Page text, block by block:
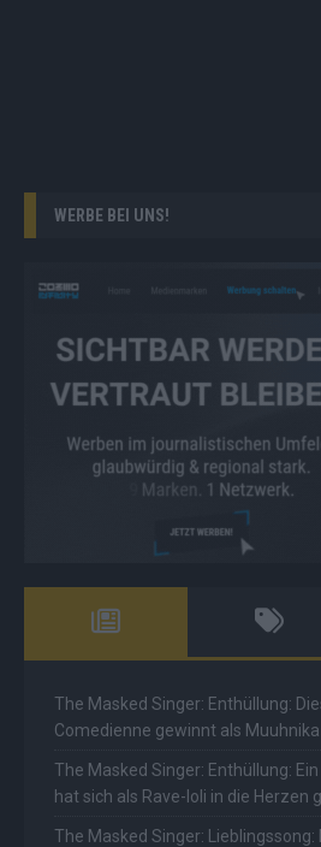
WERBE BEI UNS!
The Masked Singer: Enthüllung:
Comedienne gewinnt als Muuhnika
The Masked Singer: Enthüllung:
hat sich als Rave-Ioli in die Herzen
The Masked Singer: